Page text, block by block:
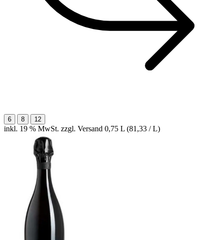
6 8 12
inkl. 19 % MwSt. zzgl. Versand 0,75 L (81,33 / L)